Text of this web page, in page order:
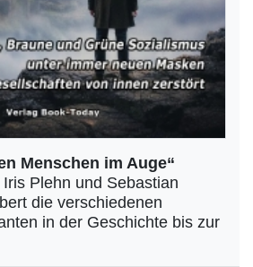
Menschen im Auge“
Plehn und Sebastian
die verschiedenen
in der Geschichte bis zur